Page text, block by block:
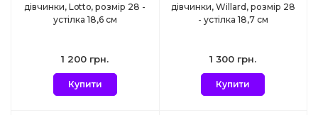
дівчинки, Lotto, розмір 28 -
устілка 18,6 см
1 200 грн.
Купити
дівчинки, Willard, розмір 28
- устілка 18,7 см
1 300 грн.
Купити